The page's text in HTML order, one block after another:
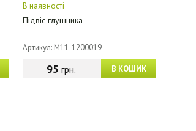
В наявності
Підвіс глушника
Артикул: M11-1200019
В КОШИК
95 грн.